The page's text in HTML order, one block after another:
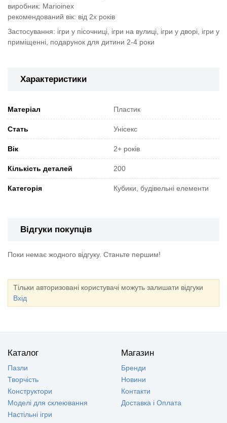
виробник: Marioinex
рекомендований вік: від 2х років
Застосування: ігри у пісочниці, ігри на вулиці, ігри у дворі, ігри у
приміщенні, подарунок для дитини 2-4 роки
Характеристики
Матеріал Пластик
Стать Унісекс
Вік 2+ років
Кількість деталей 200
Категорія Кубики, будівельні елементи
Відгуки покупців
Поки немає жодного відгуку. Станьте першим!
Тільки авторизовані користувачі можуть залишати відгуки
Вхід
Каталог
Пазли
Творчість
Конструктори
Моделі для склеювання
Настільні ігри
Магазин
Бренди
Новини
Контакти
Доставка і Оплата